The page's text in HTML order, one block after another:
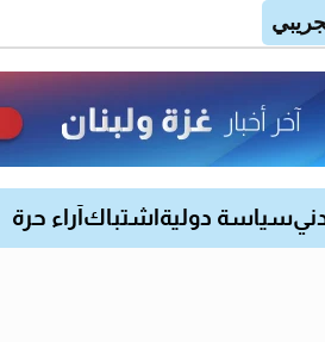
سياسة دولية اشتباك آراء حرة